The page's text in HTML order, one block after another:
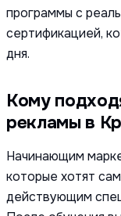
программы с
сертификацией,
дня.
Кому подходят курсы контекстной
рекламы в
Начинающим
которые хотят
действующим